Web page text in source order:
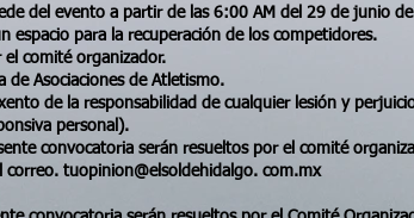
del evento a partir de las 6:00 AM del 29 de junio de
espacio para la recuperación de los competidores.
comité organizador.
de Asociaciones de Atletismo.
de la responsabilidad de cualquier lesión y
personal).
convocatoria serán resueltos por el comité
tuopinion@elsoldehidalgo. com.mx